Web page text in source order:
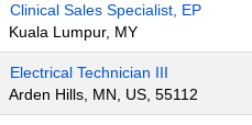
Clinical Sales Specialist, EP
Kuala Lumpur, MY
Electrical Technician III
Arden Hills, MN, US, 55112